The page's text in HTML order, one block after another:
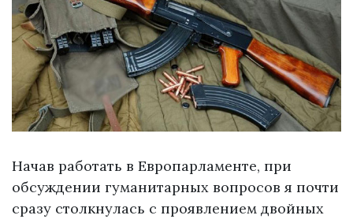
Начав работать в Европарламенте, при
обсуждении гуманитарных вопросов я почти
сразу столкнулась с проявлением двойных